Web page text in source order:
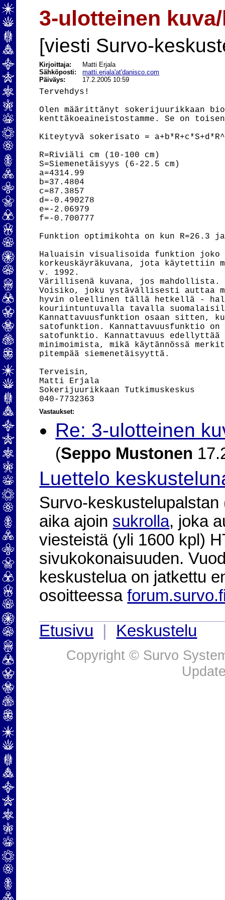
3-ulotteinen
[viesti Survo-
Kirjoittaja:
Matti Erjala
Sähköposti:matti.erjala'at'danisco.com
Päiväys:
17.2.2005 10:59
Tervehdys!
Olen määrittänyt sokerijuurikkaan
kenttäkoeaineistostamme. Se on
Kiteytyvä sokerisato =
R=Riviäli cm (10-100 cm)
S=Siemenetäisyys (6-22.5 cm)
a=4314.99
b=37.4804
c=87.3857
d=-0.490278
e=-2.06979
f=-0.700777
Funktion optimikohta on kun R=26.3
Haluaisin visualisoida funktion
korkeuskäyräkuvana, jota käytettiin
v. 1992.
Värillisenä kuvana, jos mahdollista.
Voisiko, joku ystävällisesti auttaa
hyvin oleellinen tällä hetkellä -
kouriintuntuvalla tavalla
Kannattavuusfunktion osaan sitten,
satofunktion. Kannattavuusfunktio
satofunktio. Kannattavuus
minimoimista, mikä käytännössä
pitempää siemenetäisyyttä.
Terveisin,
Matti Erjala
Sokerijuurikkaan Tutkimuskeskus
Vastaukset:
Re: 3-ulotteinen
(Seppo Mustonen
Luettelo
Survo-
aika ajoin sukrolla, joka
viesteistä (yli 1600 kpl)
sivukokonaisuuden.
keskustelua on jatkettu
osoitteessa
Etusivu
Keskustelu
Copyright © Survo